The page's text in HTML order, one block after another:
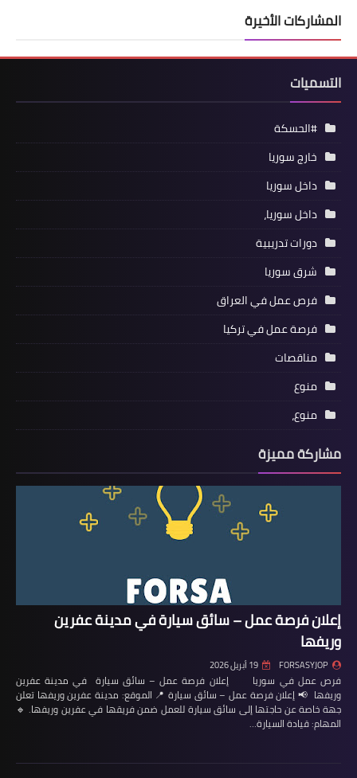
المشاركات الأخيرة
التسميات
#الحسكة
خارج سوريا
داخل سوريا
داخل سوريا،
دورات تدريبية
شرق سوريا
فرص عمل في العراق
فرصة عمل في تركيا
مناقصات
منوع
منوع،
مشاركة مميزة
إعلان فرصة عمل – سائق سيارة في مدينة عفرين
وريفها
FORSASYJOP 19 أبريل 2026
فرص عمل في سوريا إعلان فرصة عمل – سائق سيارة في مدينة عفرين
وريفها 📢 إعلان فرصة عمل – سائق سيارة 📍 الموقع: مدينة عفرين وريفها تعلن
جهة خاصة عن حاجتها إلى سائق سيارة للعمل ضمن فريقها في عفرين وريفها. 🔹
المهام: قيادة السيارة…